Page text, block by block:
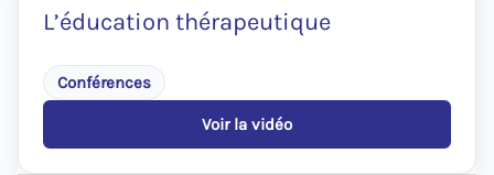
CLAIR
L’éducation thérapeutique
Conférences
Voir la vidéo
:
L’éducation